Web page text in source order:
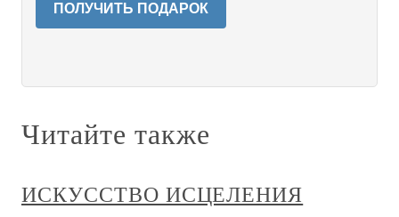
ПОЛУЧИТЬ ПОДАРОК
Читайте также
ИСКУССТВО ИСЦЕЛЕНИЯ